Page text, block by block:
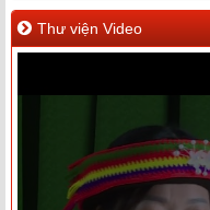
Thư viện Video